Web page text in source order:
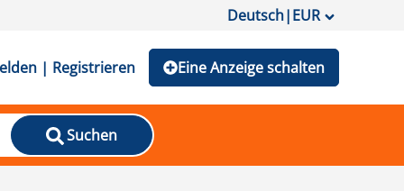
Deutsch|EUR
| Registrieren Eine Anzeige schalten
Suchen